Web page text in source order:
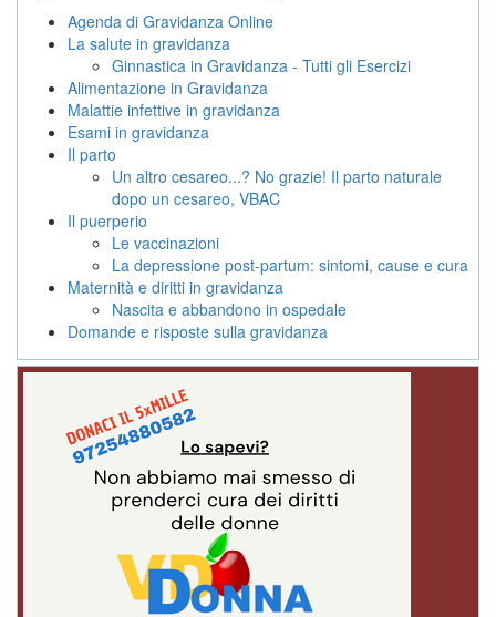
Agenda di Gravidanza Online
La salute in gravidanza
Ginnastica in Gravidanza - Tutti gli Esercizi
Alimentazione in Gravidanza
Malattie infettive in gravidanza
Esami in gravidanza
Il parto
Un altro cesareo...? No grazie! Il parto naturale
dopo un cesareo, VBAC
Il puerperio
Le vaccinazioni
La depressione post-partum: sintomi, cause e cura
Maternità e diritti in gravidanza
Nascita e abbandono in ospedale
Domande e risposte sulla gravidanza